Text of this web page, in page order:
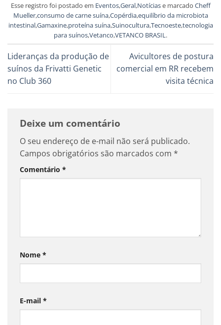
Esse registro foi postado em Eventos,Geral,Notíciase marcado Cheff
Mueller,consumo de carne suína,Copérdia,equilíbrio da microbiota
intestinal,Gamaxine,proteína suína,Suinocultura,Tecnoeste,tecnologia
para suínos,Vetanco,VETANCO BRASIL .
Lideranças da produção de
suínos da Frivatti Genetic
no Club 360
Avicultores de postura
comercial em RR recebem
visita técnica
Deixe um comentário
O seu endereço de e-mail não será publicado.
Campos obrigatórios são marcados com *
Comentário *
Nome *
E-mail *